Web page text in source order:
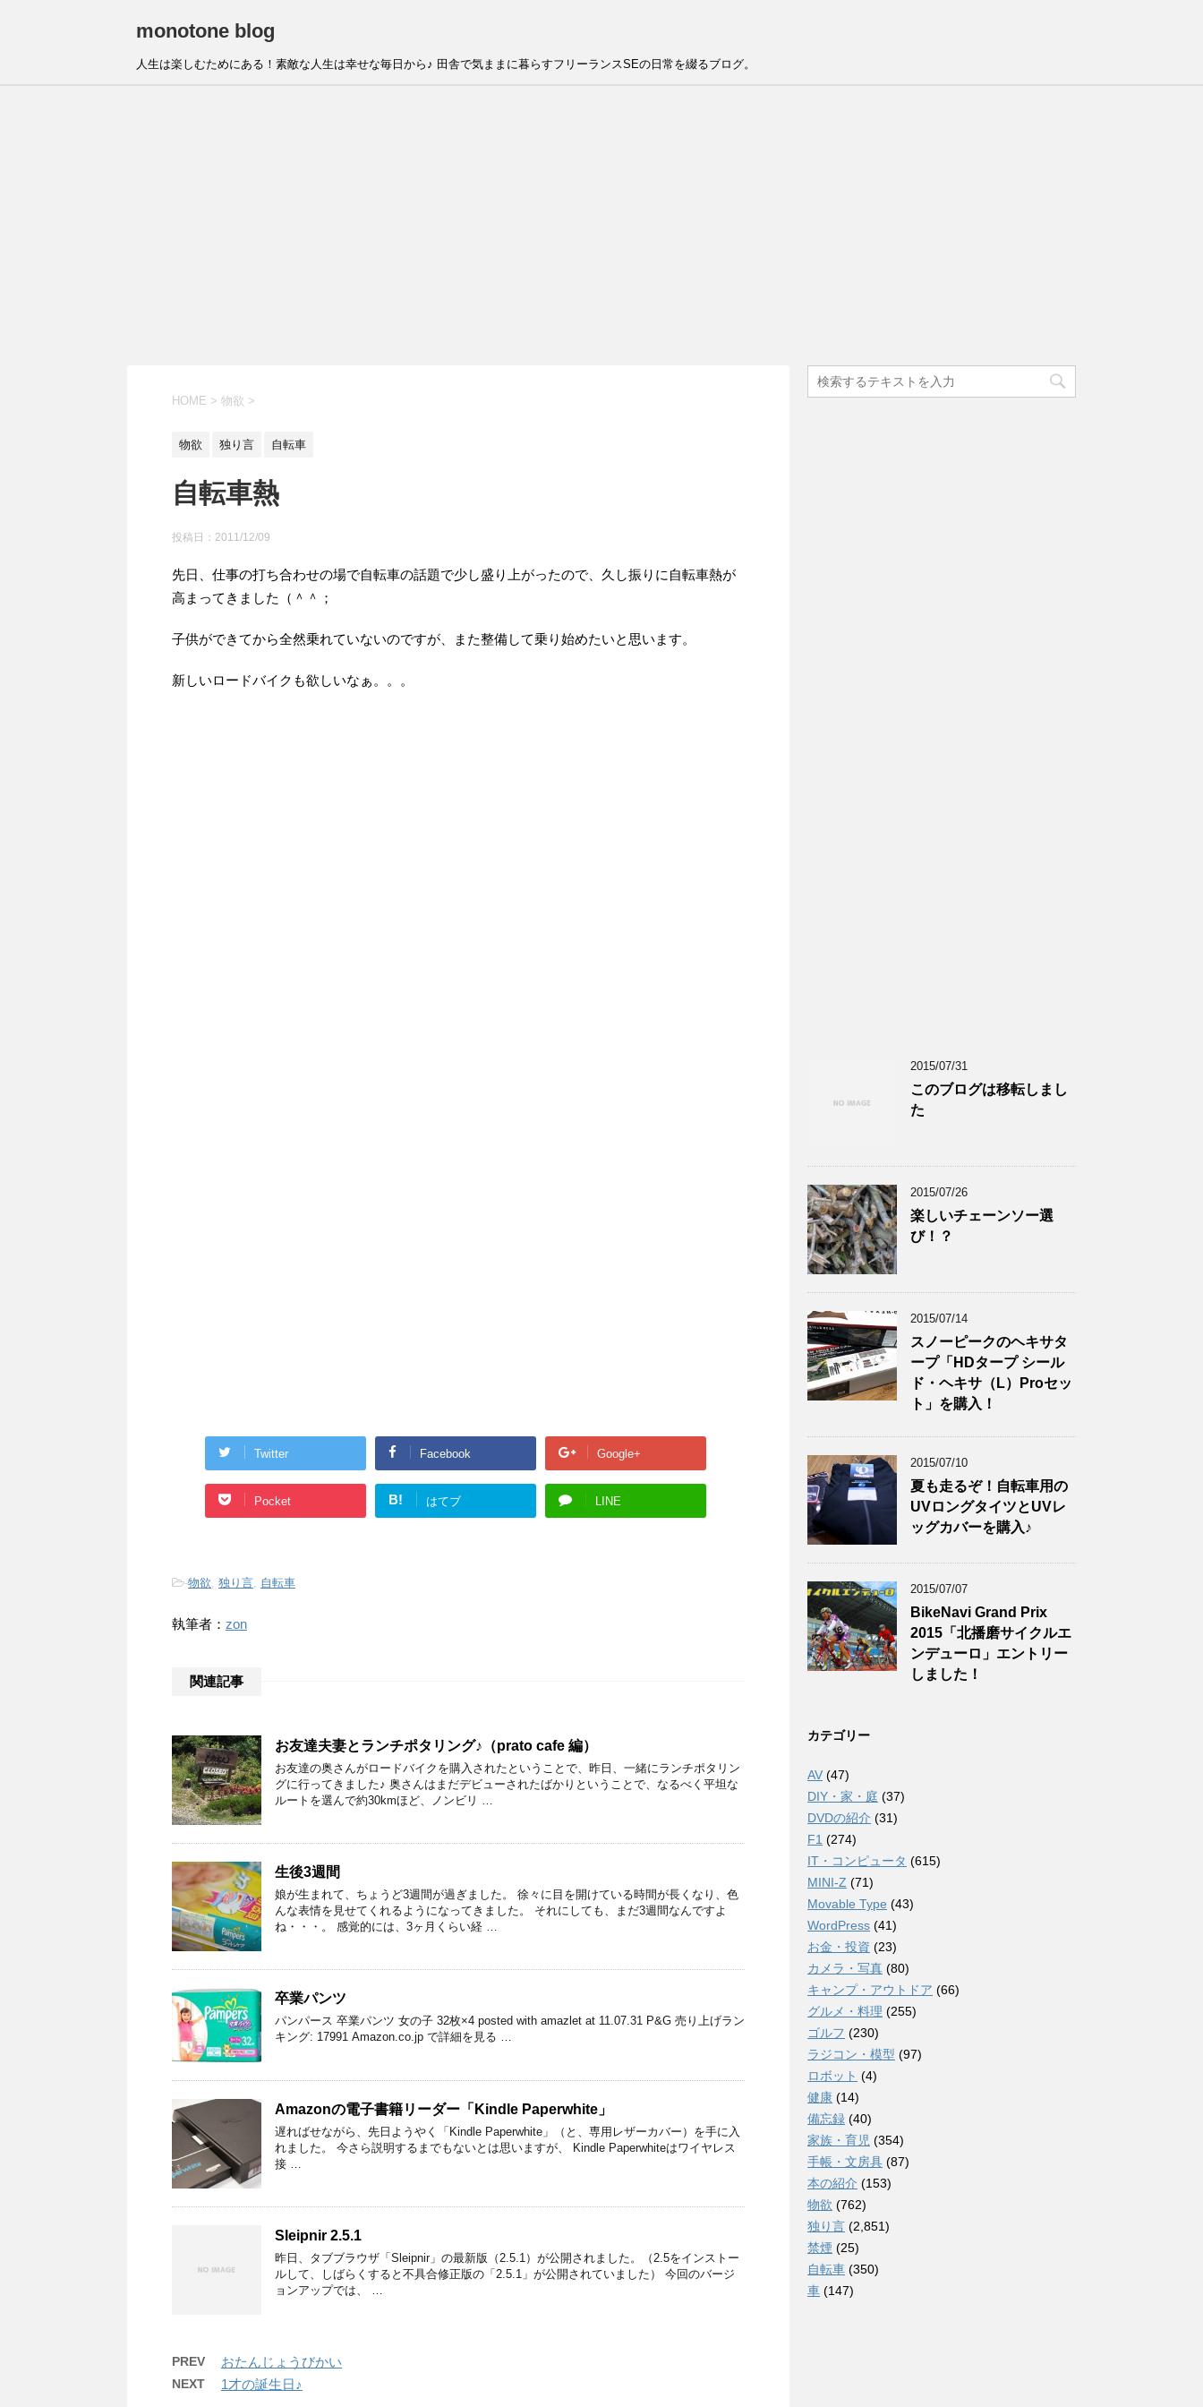
monotone blog
人生は楽しむためにある！素敵な人生は幸せな毎日から♪ 田舎で気ままに暮らすフリーランスSEの日常を綴るブログ。
HOME > 物欲 >
物欲 独り言 自転車
自転車熱
投稿日： 2011/12/09
先日、仕事の打ち合わせの場で自転車の話題で少し盛り上がったので、久し振りに自転車熱が
高まってきました（＾＾；
子供ができてから全然乗れていないのですが、また整備して乗り始めたいと思います。
新しいロードバイクも欲しいなぁ。。。
Twitter Facebook Google+
Pocket B! はてブ LINE
-物欲, 独り言, 自転車
執筆者： zon
関連記事
お友達夫妻とランチポタリング♪（prato cafe 編）
お友達の奥さんがロードバイクを購入されたということで、昨日、一緒にランチポタリン
グに行ってきました♪ 奥さんはまだデビューされたばかりということで、なるべく平坦な
ルートを選んで約30kmほど、ノンビリ …
生後3週間
娘が生まれて、ちょうど3週間が過ぎました。 徐々に目を開けている時間が長くなり、色
んな表情を見せてくれるようになってきました。 それにしても、まだ3週間なんですよ
ね・・・。 感覚的には、3ヶ月くらい経 …
卒業パンツ
パンパース 卒業パンツ 女の子 32枚×4 posted with amazlet at 11.07.31 P&G 売り上げラン
キング: 17991 Amazon.co.jp で詳細を見る …
Amazonの電子書籍リーダー「Kindle Paperwhite」
遅ればせながら、先日ようやく「Kindle Paperwhite」（と、専用レザーカバー）を手に入
れました。 今さら説明するまでもないとは思いますが、 Kindle Paperwhiteはワイヤレス
接 …
Sleipnir 2.5.1
昨日、タブブラウザ「Sleipnir」の最新版（2.5.1）が公開されました。（2.5をインストー
ルして、しばらくすると不具合修正版の「2.5.1」が公開されていました） 今回のバージ
ョンアップでは、 …
PREV おたんじょうびかい
NEXT 1才の誕生日♪
2015/07/31
このブログは移転しまし
た
2015/07/26
楽しいチェーンソー選
び！？
2015/07/14
スノーピークのヘキサタ
ープ「HDタープ シール
ド・ヘキサ（L）Proセッ
ト」を購入！
2015/07/10
夏も走るぞ！自転車用の
UVロングタイツとUVレ
ッグカバーを購入♪
2015/07/07
BikeNavi Grand Prix
2015「北播磨サイクルエ
ンデューロ」エントリー
しました！
カテゴリー
AV (47)
DIY・家・庭 (37)
DVDの紹介 (31)
F1 (274)
IT・コンピュータ (615)
MINI-Z (71)
Movable Type (43)
WordPress (41)
お金・投資 (23)
カメラ・写真 (80)
キャンプ・アウトドア (66)
グルメ・料理 (255)
ゴルフ (230)
ラジコン・模型 (97)
ロボット (4)
健康 (14)
備忘録 (40)
家族・育児 (354)
手帳・文房具 (87)
本の紹介 (153)
物欲 (762)
独り言 (2,851)
禁煙 (25)
自転車 (350)
車 (147)